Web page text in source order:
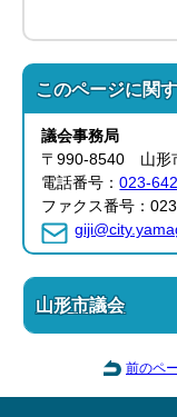
このページに関
議会事務局
〒990-8540 山形
電話番号：023-
ファクス番号：
山形市議会
前のペ